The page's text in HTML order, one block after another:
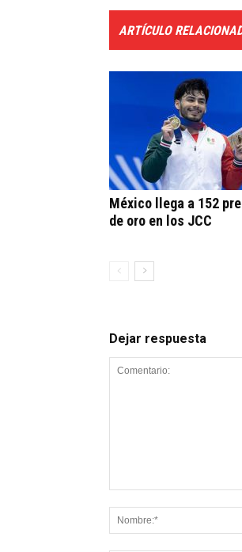
ARTÍCULO
México llega a 152
de oro en los JCC
Dejar respuesta